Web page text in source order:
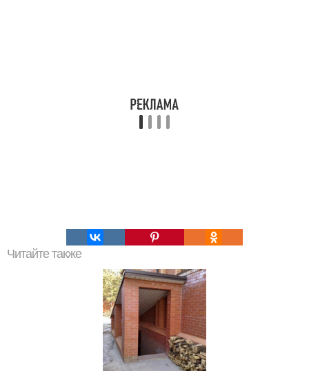
Читайте также